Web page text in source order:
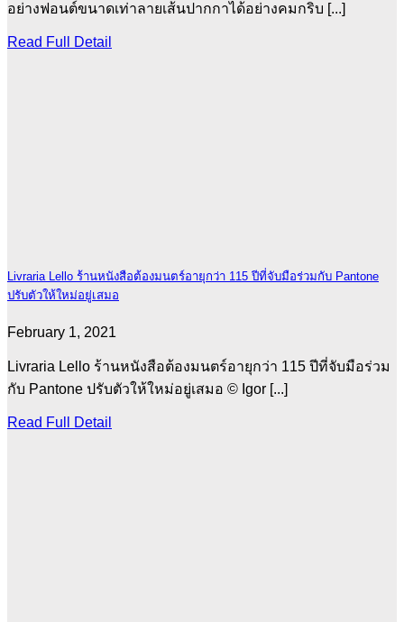
อย่างฟอนต์ขนาดเท่าลายเส้นปากกาได้อย่างคมกริบ [...]
Read Full Detail
Livraria Lello ร้านหนังสือต้องมนตร์อายุกว่า 115 ปีที่จับมือร่วมกับ Pantone
ปรับตัวให้ใหม่อยู่เสมอ
February 1, 2021
Livraria Lello ร้านหนังสือต้องมนตร์อายุกว่า 115 ปีที่จับมือร่วม
กับ Pantone ปรับตัวให้ใหม่อยู่เสมอ © Igor [...]
Read Full Detail